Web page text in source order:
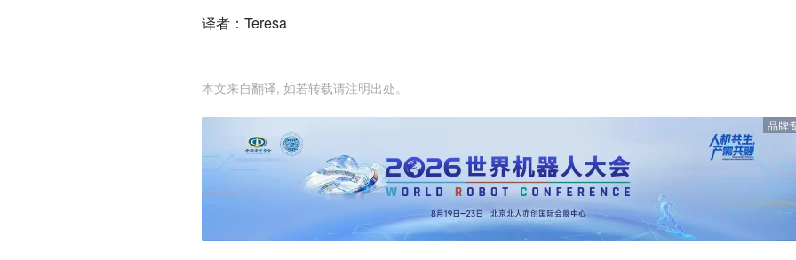
译者：Teresa
本文来自翻译, 如若转载请注明出处。
品牌